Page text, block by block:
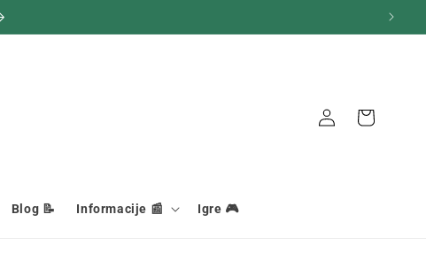
Blog 📝 Informacije 📰 Igre 🎮
Veza Košara